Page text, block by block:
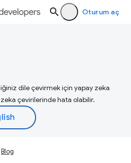
Oturum aç
dile çevirmek için yapay zeka
çevirilerinde hata olabilir.
Blog